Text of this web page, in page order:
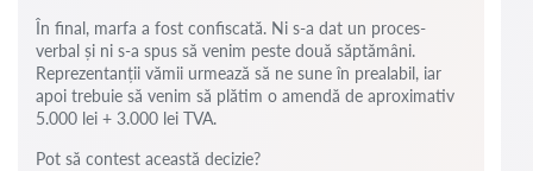
În final, marfa a fost confiscată. Ni s-a dat un proces-
verbal și ni s-a spus să venim peste două săptămâni.
Reprezentanții vămii urmează să ne sune în prealabil, iar
apoi trebuie să venim să plătim o amendă de aproximativ
5.000 lei + 3.000 lei TVA.
Pot să contest această decizie?